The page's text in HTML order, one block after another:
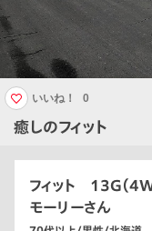
癒しのフィット
いいね！ 0
フィット 13G（
モーリーさん